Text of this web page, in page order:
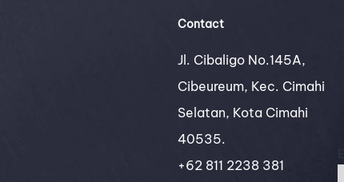
Contact
Jl. Cibaligo No.145A,
Cibeureum, Kec. Cimahi
Selatan, Kota Cimahi
40535.
+62 811 2238 381